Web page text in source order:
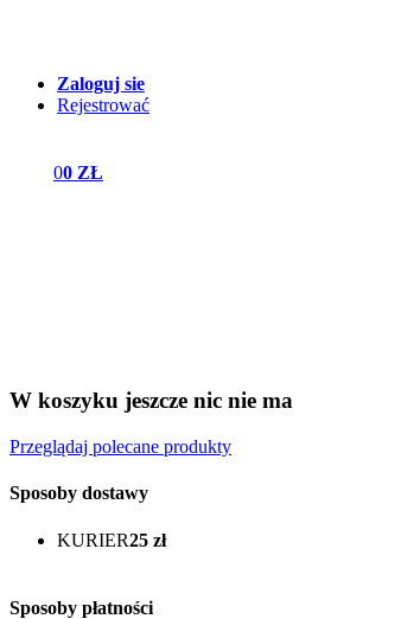
Zaloguj sie
Rejestrować
00 ZŁ
W koszyku jeszcze nic nie ma
Przeglądaj polecane produkty
Sposoby dostawy
KURIER25 zł
Sposoby płatności